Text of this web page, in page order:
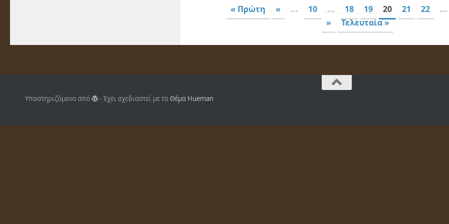
« Πρώτη « ... 10 ... 18 19 20 21 22 ...
»
Τελευταία »
Υποστηριζόμενο από - Έχει σχεδιαστεί με το Θέμα Ηueman